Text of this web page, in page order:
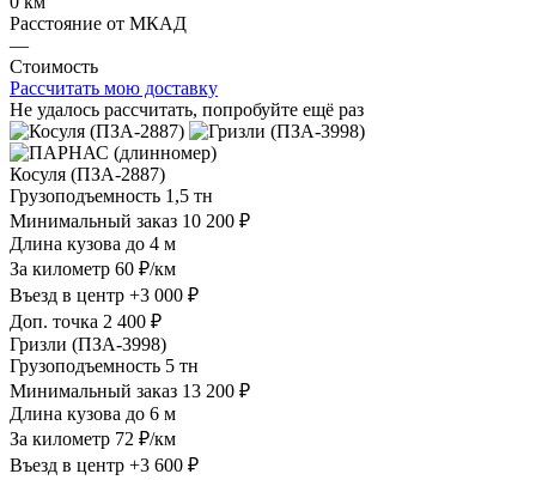
Расстояние от МКАД
—
Стоимость
Рассчитать мою доставку
Не удалось рассчитать, попробуйте ещё раз
Косуля (ПЗА-2887)
Грузоподъемность 1,5 тн
Минимальный заказ 10 200 ₽
Длина кузова до 4 м
За километр 60 ₽/км
Въезд в центр +3 000 ₽
Доп. точка 2 400 ₽
Гризли (ПЗА-3998)
Грузоподъемность 5 тн
Минимальный заказ 13 200 ₽
Длина кузова до 6 м
За километр 72 ₽/км
Въезд в центр +3 600 ₽